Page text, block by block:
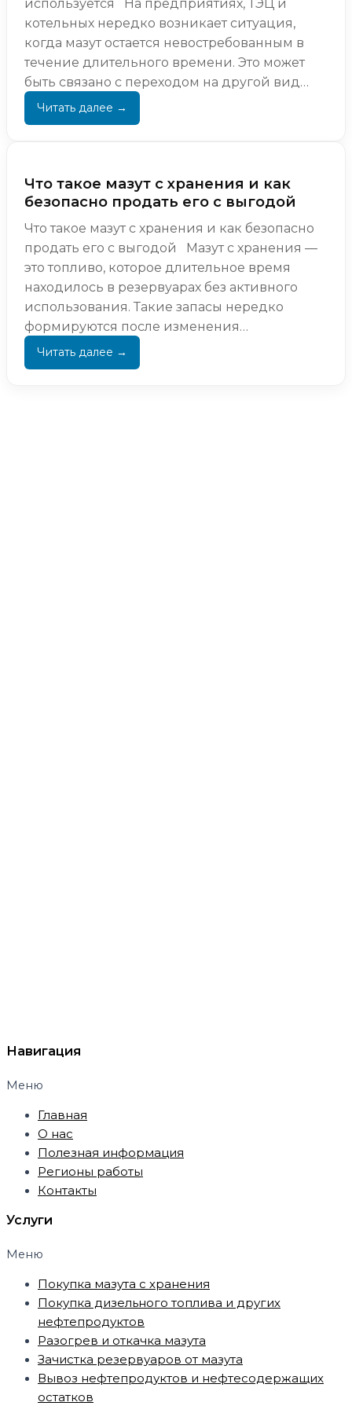
используется На предприятиях, ТЭЦ и
котельных нередко возникает ситуация,
когда мазут остается невостребованным в
течение длительного времени. Это может
быть связано с переходом на другой вид
топлива, изменением производственных
проце...
Что такое мазут с хранения и как
безопасно продать его с выгодой
Что такое мазут с хранения и как безопасно
продать его с выгодой Мазут с хранения —
это топливо, которое длительное время
находилось в резервуарах без активного
использования. Такие запасы нередко
формируются после изменения
производственных пр...
Навигация
Меню
Главная
О нас
Полезная информация
Регионы работы
Контакты
Услуги
Меню
Покупка мазута с хранения
Покупка дизельного топлива и других
нефтепродуктов
Разогрев и откачка мазута
Зачистка резервуаров от мазута
Вывоз нефтепродуктов и нефтесодержащих
остатков